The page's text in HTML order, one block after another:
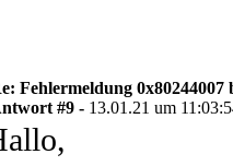
Fehlermeldung
#9 - 13.01.21 um